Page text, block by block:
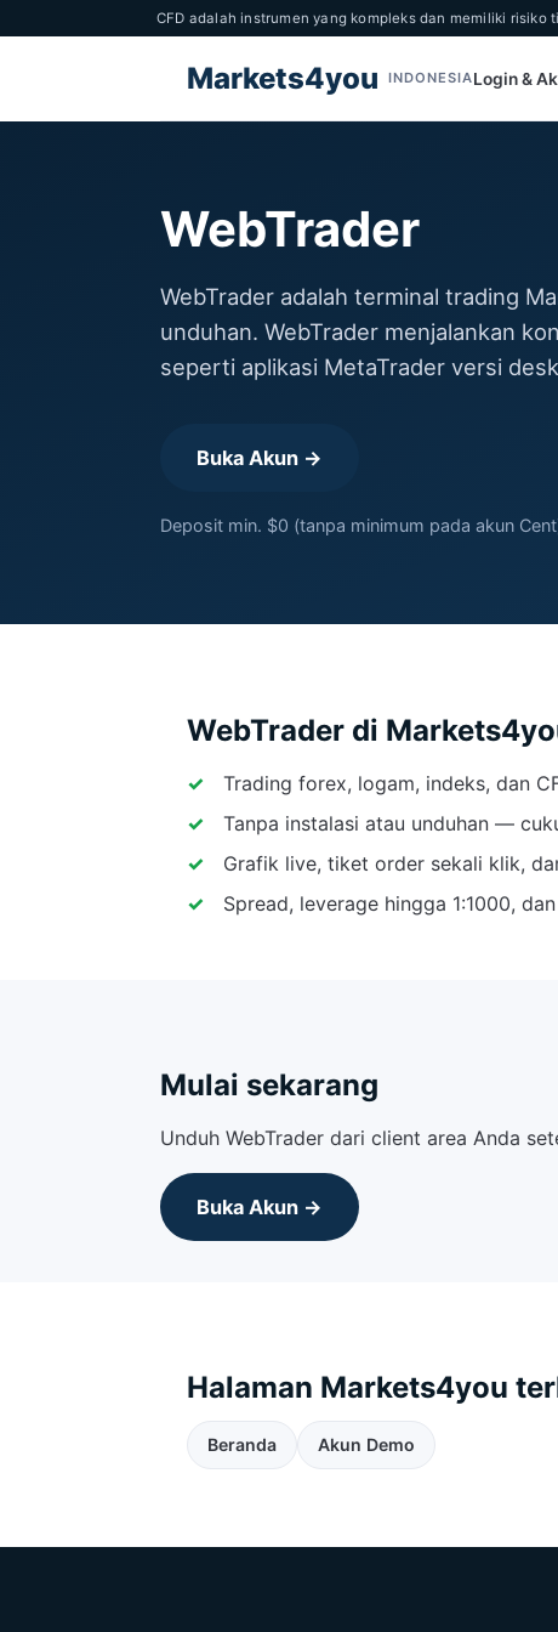
CFD adalah instrumen yang kompleks dan memiliki
Markets4you INDONESIALogin &
WebTrader
WebTrader adalah terminal trading
unduhan. WebTrader menjalankan
seperti aplikasi MetaTrader versi
Buka Akun →
Deposit min. $0 (tanpa minimum pada akun
WebTrader di
Trading forex, logam, indeks, dan
Tanpa instalasi atau unduhan —
Grafik live, tiket order sekali klik,
Spread, leverage hingga 1:1000,
Mulai sekarang
Unduh WebTrader dari client area Anda
Buka Akun →
Halaman Markets4you
Beranda Akun Demo